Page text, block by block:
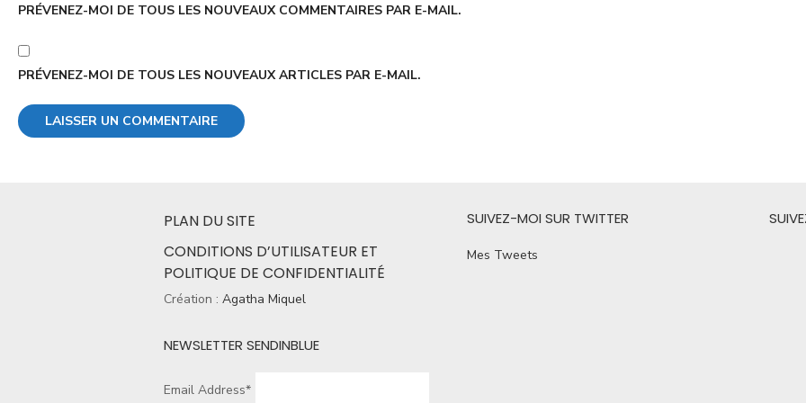
PRÉVENEZ-MOI DE TOUS LES NOUVEAUX COMMENTAIRES PAR E-MAIL.
PRÉVENEZ-MOI DE TOUS LES NOUVEAUX ARTICLES PAR E-MAIL.
PLAN DU SITE
CONDITIONS D’UTILISATEUR ET
POLITIQUE DE CONFIDENTIALITÉ
Création : Agatha Miquel
NEWSLETTER SENDINBLUE
Email Address*
SUIVEZ-MOI SUR TWITTER
Mes Tweets